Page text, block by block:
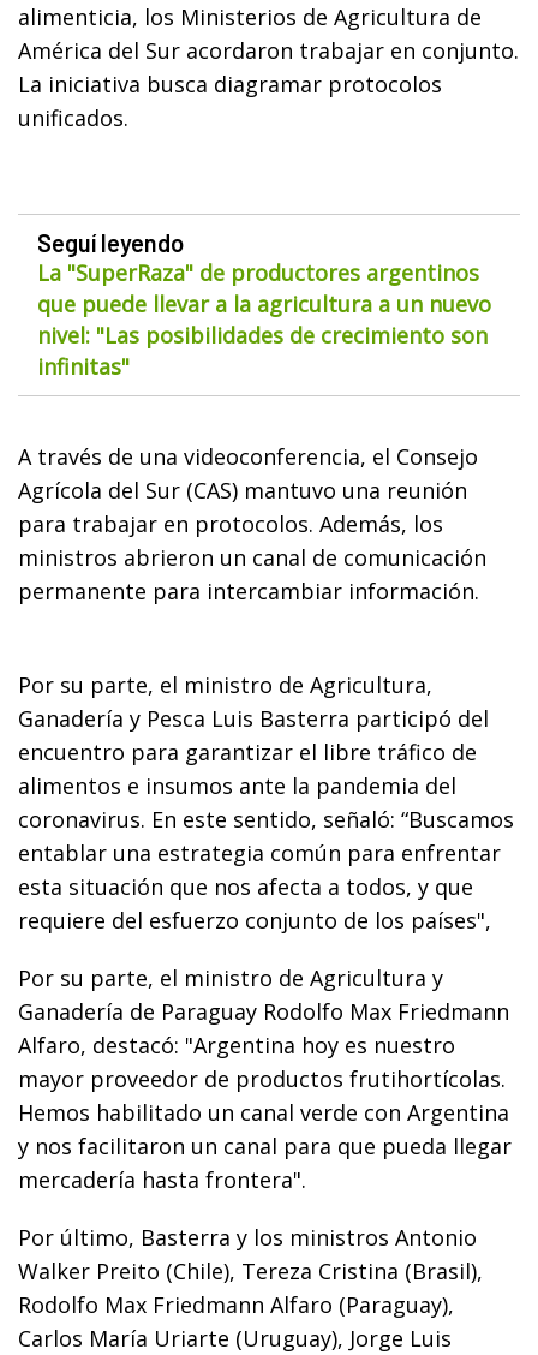
alimenticia, los Ministerios de Agricultura de
América del Sur acordaron trabajar en conjunto.
La iniciativa busca diagramar protocolos
unificados.
Seguí leyendo
La "SuperRaza" de productores argentinos
que puede llevar a la agricultura a un nuevo
nivel: "Las posibilidades de crecimiento son
infinitas"
A través de una videoconferencia, el Consejo
Agrícola del Sur (CAS) mantuvo una reunión
para trabajar en protocolos. Además, los
ministros abrieron un canal de comunicación
permanente para intercambiar información.
Por su parte, el ministro de Agricultura,
Ganadería y Pesca Luis Basterra participó del
encuentro para garantizar el libre tráfico de
alimentos e insumos ante la pandemia del
coronavirus. En este sentido, señaló: “Buscamos
entablar una estrategia común para enfrentar
esta situación que nos afecta a todos, y que
requiere del esfuerzo conjunto de los países",
Por su parte, el ministro de Agricultura y
Ganadería de Paraguay Rodolfo Max Friedmann
Alfaro, destacó: "Argentina hoy es nuestro
mayor proveedor de productos frutihortícolas.
Hemos habilitado un canal verde con Argentina
y nos facilitaron un canal para que pueda llegar
mercadería hasta frontera".
Por último, Basterra y los ministros Antonio
Walker Preito (Chile), Tereza Cristina (Brasil),
Rodolfo Max Friedmann Alfaro (Paraguay),
Carlos María Uriarte (Uruguay), Jorge Luis